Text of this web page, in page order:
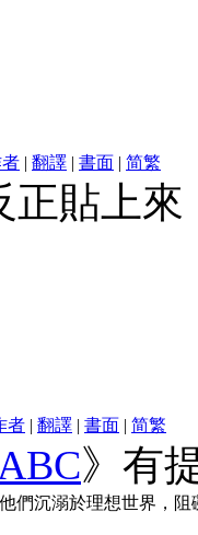
| 翻譯 | 書面 | 简繁
正貼上
者 | 翻譯 | 書面 | 简繁
》有
們沉溺於理想世界，